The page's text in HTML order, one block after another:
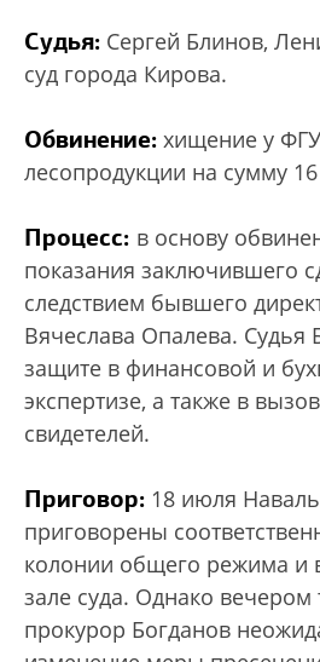
Судья: Сергей Блинов,
суд города Кирова.
Обвинение: хищение у
лесопродукции на сумму
Процесс: в основу
показания заключившего
следствием бывшего
Вячеслава Опалева. Судья
защите в финансовой и
экспертизе, а также в
свидетелей.
Приговор: 18 июля
приговорены
колонии общего режима и
зале суда. Однако вечером
прокурор Богданов